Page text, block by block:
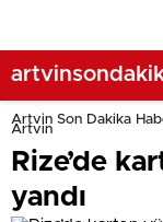
Artvin Son Dakika
Artvin
Rize’de
yandı